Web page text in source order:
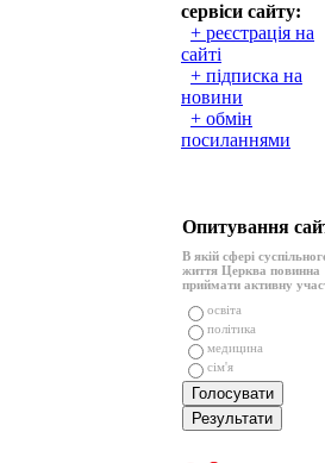
сервіси сайту:
+ реєстрація на
сайті
+ підписка на
новини
+ обмін
посиланнями
Опитування
В якій сфері
життя Церква повинна
приймати активну
освіта
політика
медицина
сім'я